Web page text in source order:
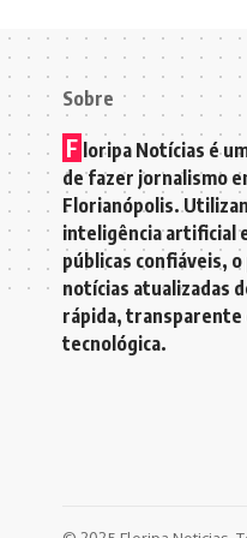
Sobre
F loripa Notícias é
de fazer jornalismo
Florianópolis.
inteligência artificial
públicas confiáveis,
notícias atualizadas
rápida, transparente
tecnológica.